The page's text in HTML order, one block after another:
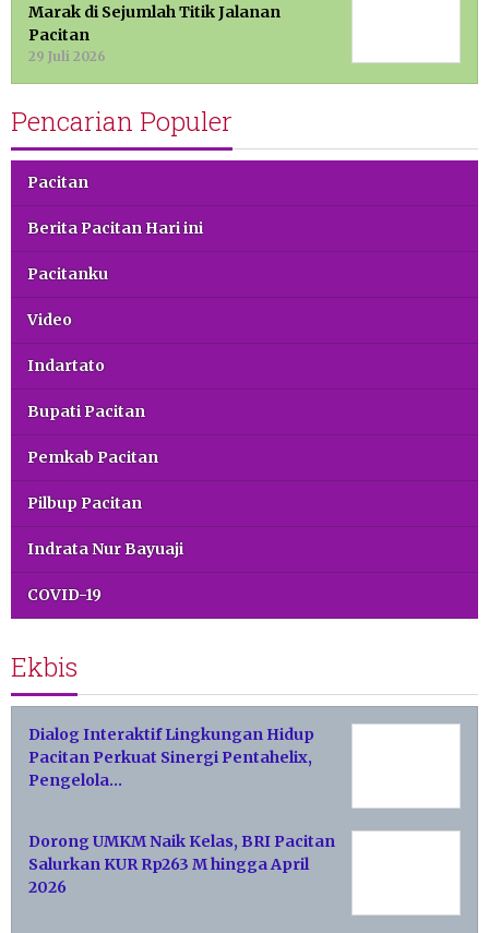
Marak di Sejumlah Titik Jalanan
Pacitan
29 Juli 2026
Pencarian Populer
Pacitan
Berita Pacitan Hari ini
Pacitanku
Video
Indartato
Bupati Pacitan
Pemkab Pacitan
Pilbup Pacitan
Indrata Nur Bayuaji
COVID-19
Ekbis
Dialog Interaktif Lingkungan Hidup
Pacitan Perkuat Sinergi Pentahelix,
Pengelola…
Dorong UMKM Naik Kelas, BRI Pacitan
Salurkan KUR Rp263 M hingga April
2026